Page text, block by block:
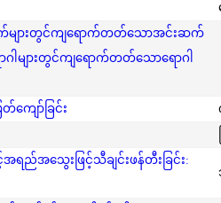
များတွင်ကျရောက်တတ်သောအင်းဆက်
ာဂါများတွင်ကျရောက်တတ်သောရောဂါ
ကျော်ခြင်း
အရည်အသွေးဖြင့်သီချင်းဖန်တီးခြင်း: